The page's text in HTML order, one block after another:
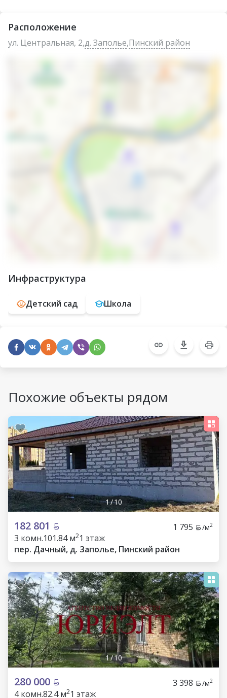
Расположение
ул. Центральная, 2,д. Заполье,Пинский район
Инфраструктура
Детский сад Школа
Похожие объекты рядом
1/10
182 801 1 795 /м2
3 комн.101.84 м21 этаж
пер. Дачный, д. Заполье, Пинский район
1/10
280 000 3 398 /м2
4 комн.82.4 м21 этаж